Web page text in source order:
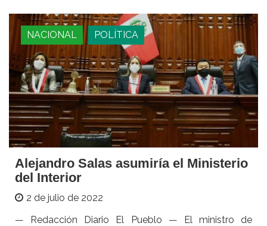
NACIONAL POLÍTICA
Alejandro Salas asumiría el Ministerio
del Interior
2 de julio de 2022
— Redacción Diario El Pueblo — El ministro de